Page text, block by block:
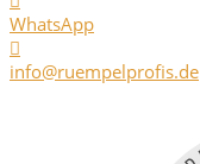
WhatsApp
info@ruempelprofis.de